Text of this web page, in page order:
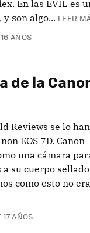
En las EVIL es
son algo... LEER
AÑOS
de la
Reviews se lo
EOS 7D. Canon
una cámara
su cuerpo
como esto no
17 AÑOS